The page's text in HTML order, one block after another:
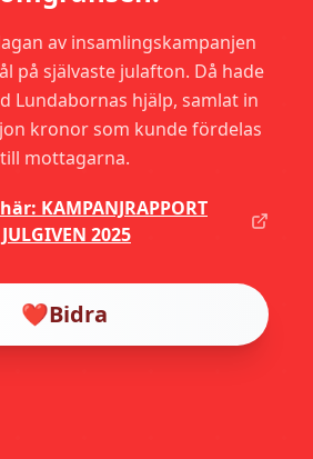
av insamlingskampanjen
på självaste julafton. Då hade
Lundabornas hjälp, samlat in
kronor som kunde fördelas
till mottagarna.
KAMPANJRAPPORT
JULGIVEN 2025
❤️Bidra